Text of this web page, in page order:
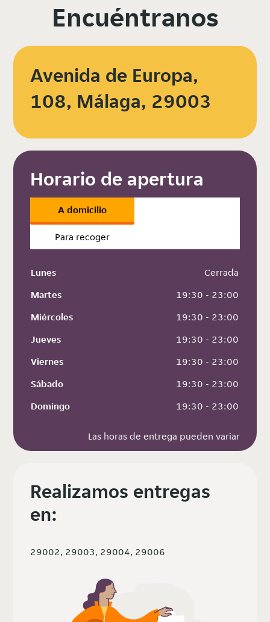
Encuéntranos
Avenida de Europa,
108, Málaga, 29003
Horario de apertura
A domicilio
Para recoger
Lunes
Cerrada
Martes
19:30 - 23:00
Miércoles
19:30 - 23:00
Jueves
19:30 - 23:00
Viernes
19:30 - 23:00
Sábado
19:30 - 23:00
Domingo
19:30 - 23:00
Las horas de entrega pueden variar
Realizamos entregas
en:
29002, 29003, 29004, 29006